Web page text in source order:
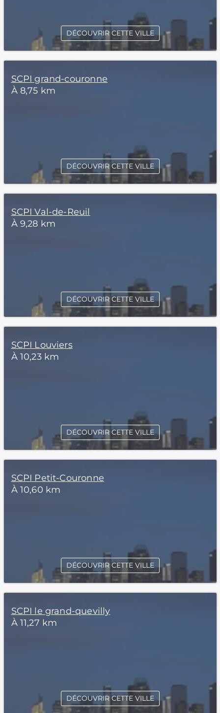
DÉCOUVRIR CETTE VILLE
SCPI grand-couronne
À 8,75 km
DÉCOUVRIR CETTE VILLE
SCPI Val-de-Reuil
À 9,28 km
DÉCOUVRIR CETTE VILLE
SCPI Louviers
À 10,23 km
DÉCOUVRIR CETTE VILLE
SCPI Petit-Couronne
À 10,60 km
DÉCOUVRIR CETTE VILLE
SCPI le grand-quevilly
À 11,27 km
DÉCOUVRIR CETTE VILLE